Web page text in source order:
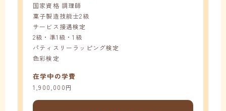
国家資格 調理師
菓子製造技能士2級
サービス接遇検定
2級・準1級・1級
パティスリーラッピング検定
色彩検定
在学中の学費
1,900,000円